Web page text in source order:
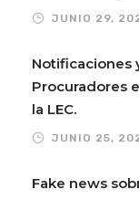
JUNIO 29,
Notificaciones
Procuradores
la LEC.
JUNIO 25,
Fake news